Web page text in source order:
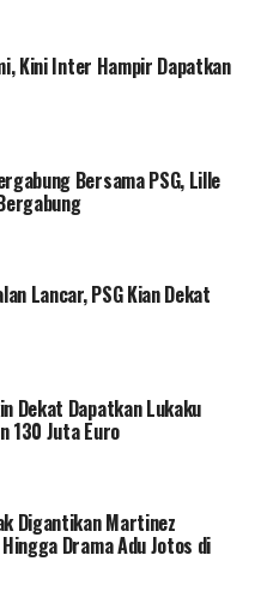
Kini Inter Hampir Dapatkan
Bersama PSG, Lille
Lancar, PSG Kian Dekat
Dekat Dapatkan Lukaku
130 Juta Euro
Digantikan Martinez
Drama Adu Jotos di